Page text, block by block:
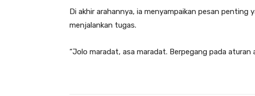
Di akhir arahannya, ia menyampaikan pesan penting
menjalankan tugas.
“Jolo maradat, asa maradat. Berpegang pada